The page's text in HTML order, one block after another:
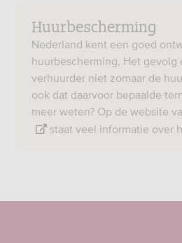
Huurbescherming
Nederland kent een goed
huurbescherming. Het gevolg
verhuurder niet zomaar de
ook dat daarvoor bepaalde
meer weten? Op de website
staat veel informatie over